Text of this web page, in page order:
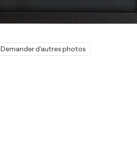
Demander d'autres photos